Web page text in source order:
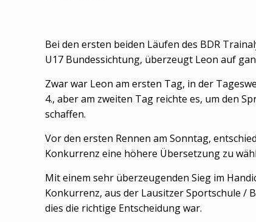
Bei den ersten beiden Läufen des BDR
U17 Bundessichtung, überzeugt Leon auf
Zwar war Leon am ersten Tag, in der
4., aber am zweiten Tag reichte es, um den
schaffen.
Vor den ersten Rennen am Sonntag,
Konkurrenz eine höhere Übersetzung zu
Mit einem sehr überzeugenden Sieg im
Konkurrenz, aus der Lausitzer Sportschule /
dies die richtige Entscheidung war.